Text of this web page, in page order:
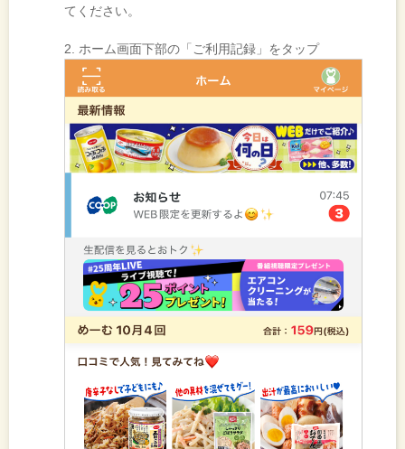
てください。
2. ホーム画面下部の「ご利用記録」をタップ